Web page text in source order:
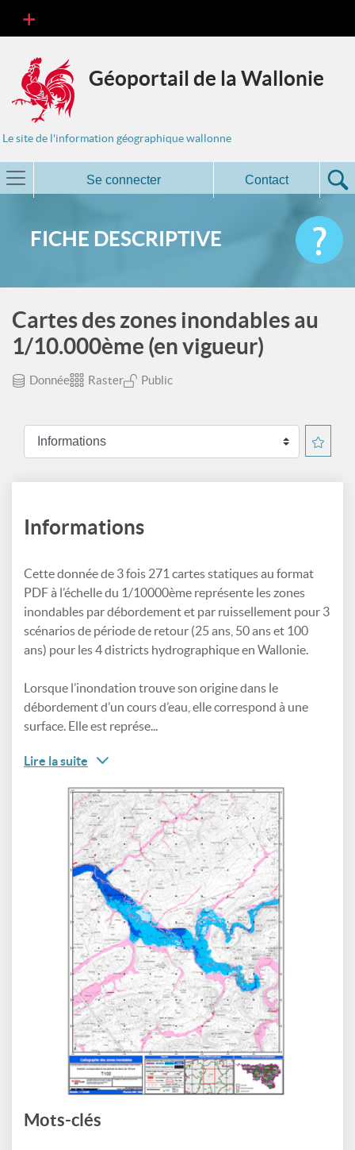
Géoportail de la Wallonie
Le site de l'information géographique wallonne
Se connecter Contact
FICHE DESCRIPTIVE
Cartes des zones inondables au
1/10.000ème (en vigueur)
Donnée Raster Public
Informations
Cette donnée de 3 fois 271 cartes statiques au format
PDF à l’échelle du 1/10000ème représente les zones
inondables par débordement et par ruissellement pour 3
scénarios de période de retour (25 ans, 50 ans et 100
ans) pour les 4 districts hydrographique en Wallonie.
Lorsque l’inondation trouve son origine dans le
débordement d’un cours d’eau, elle correspond à une
surface. Elle est représe...
Lire la suite
Mots-clés